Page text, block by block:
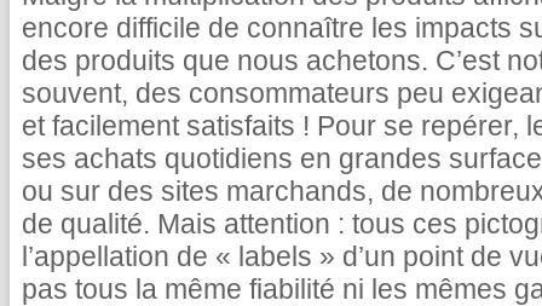
encore difficile de connaître les impacts
des produits que nous achetons. C’est
souvent, des consommateurs peu
et facilement satisfaits ! Pour se repérer,
ses achats quotidiens en grandes
ou sur des sites marchands, de
de qualité. Mais attention : tous ces
l’appellation de « labels » d’un point de
pas tous la même fiabilité ni les mêmes